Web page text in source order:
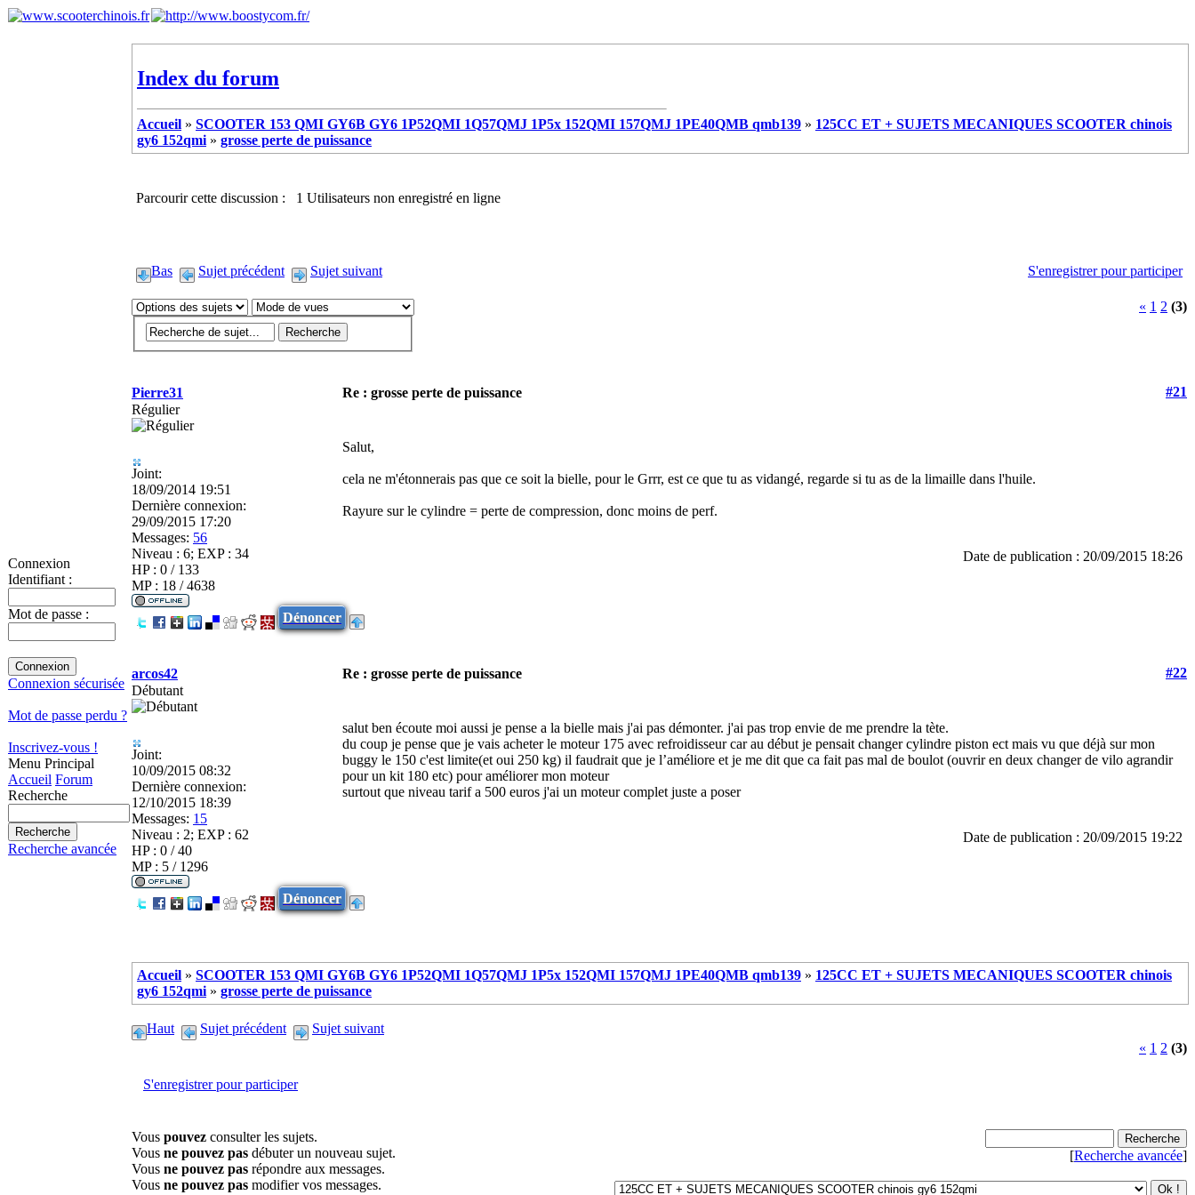
Connexion
Identifiant :
Mot de passe :
Connexion sécurisée
Mot de passe perdu ?
Inscrivez-vous !
Menu Principal
Accueil Forum
Recherche
Recherche avancée
Index du forum
Accueil » SCOOTER 153 QMI GY6B GY6 1P52QMI 1Q57QMJ 1P5x 152QMI 157QMJ 1PE40QMB qmb139 » 125CC ET + SUJETS MECANIQUES SCOOTER chinois
gy6 152qmi » grosse perte de puissance
Parcourir cette discussion : 1 Utilisateurs non enregistré en ligne
Bas Sujet précédent Sujet suivant S'enregistrer pour participer
« 1 2 (3)
Pierre31 Re : grosse perte de puissance
#21
Régulier
Joint:
18/09/2014 19:51
Dernière connexion:
29/09/2015 17:20
Messages: 56
Niveau : 6; EXP : 34
HP : 0 / 133
MP : 18 / 4638
Salut,
cela ne m'étonnerais pas que ce soit la bielle, pour le Grrr, est ce que tu as vidangé, regarde si tu as de la limaille dans l'huile.
Rayure sur le cylindre = perte de compression, donc moins de perf.
Date de publication : 20/09/2015 18:26
Dénoncer
arcos42 Re : grosse perte de puissance
#22
Débutant
Joint:
10/09/2015 08:32
Dernière connexion:
12/10/2015 18:39
Messages: 15
Niveau : 2; EXP : 62
HP : 0 / 40
MP : 5 / 1296
salut ben écoute moi aussi je pense a la bielle mais j'ai pas démonter. j'ai pas trop envie de me prendre la tète.
du coup je pense que je vais acheter le moteur 175 avec refroidisseur car au début je pensait changer cylindre piston ect mais vu que déjà sur mon
buggy le 150 c'est limite(et oui 250 kg) il faudrait que je l’améliore et je me dit que ca fait pas mal de boulot (ouvrir en deux changer de vilo agrandir
pour un kit 180 etc) pour améliorer mon moteur
surtout que niveau tarif a 500 euros j'ai un moteur complet juste a poser
Date de publication : 20/09/2015 19:22
Dénoncer
Accueil » SCOOTER 153 QMI GY6B GY6 1P52QMI 1Q57QMJ 1P5x 152QMI 157QMJ 1PE40QMB qmb139 » 125CC ET + SUJETS MECANIQUES SCOOTER chinois
gy6 152qmi » grosse perte de puissance
Haut Sujet précédent
Sujet suivant
« 1 2 (3)
S'enregistrer pour participer
Vous pouvez consulter les sujets.
Vous ne pouvez pas débuter un nouveau sujet.
Vous ne pouvez pas répondre aux messages.
Vous ne pouvez pas modifier vos messages.
[Recherche avancée]